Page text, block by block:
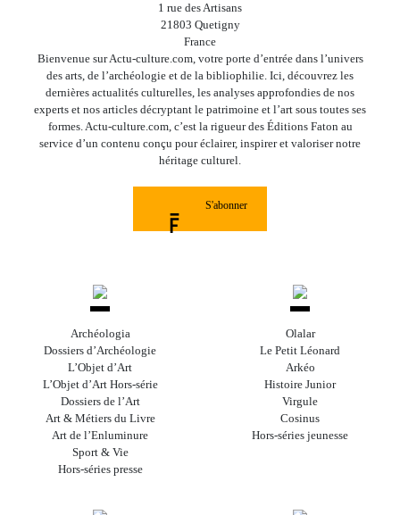
1 rue des Artisans
21803 Quetigny
France
Bienvenue sur Actu-culture.com, votre porte d’entrée dans l’univers
des arts, de l’archéologie et de la bibliophilie. Ici, découvrez les
dernières actualités culturelles, les analyses approfondies de nos
experts et nos articles décryptant le patrimoine et l’art sous toutes ses
formes. Actu-culture.com, c’est la rigueur des Éditions Faton au
service d’un contenu conçu pour éclairer, inspirer et valoriser notre
héritage culturel.
S'abonner
Archéologia
Dossiers d’Archéologie
L’Objet d’Art
L’Objet d’Art Hors-série
Dossiers de l’Art
Art & Métiers du Livre
Art de l’Enluminure
Sport & Vie
Hors-séries presse
Olalar
Le Petit Léonard
Arkéo
Histoire Junior
Virgule
Cosinus
Hors-séries jeunesse